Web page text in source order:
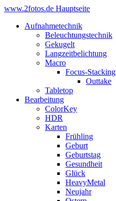
www.2fotos.de Hauptseite
Aufnahmetechnik
Beleuchtungstechnik
Gekugelt
Langzeitbelichtung
Macro
Focus-Stacking
Outtake
Tabletop
Bearbeitung
ColorKey
HDR
Karten
Frühling
Geburt
Geburtstag
Gesundheit
Glück
HeavyMetal
Neujahr